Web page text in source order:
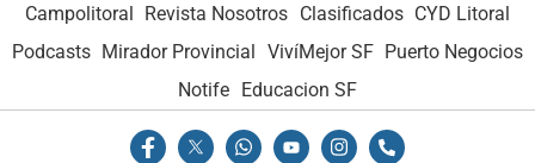
Campolitoral Revista Nosotros Clasificados CYD Litoral
Podcasts Mirador Provincial VivíMejor SF Puerto Negocios
Notife Educacion SF